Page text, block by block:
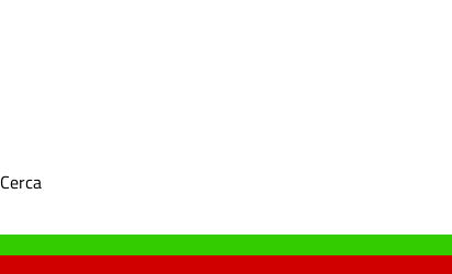
Cerca